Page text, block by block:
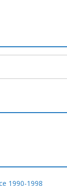
1990-1998